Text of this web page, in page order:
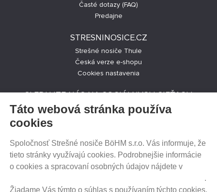
Časté dotazy (FAQ)
Predajne
STRESNINOSICE.CZ
Strešné nosiče Thule
Česká verze e-shopu
Cookies nastavenia
SLEDUJTE NÁS NA SOCIÁLNYCH SIEŤACH
PREDAJ NA SPLÁTKY
Táto webová stránka používa
cookies
Spoločnosť Strešné nosiče BöHM s.r.o. Vás informuje, že
tieto stránky využívajú cookies. Podrobnejšie informácie
o cookies a spracovaní osobných údajov nájdete v
.
Žiadame Vás týmto o súhlas s používaním týchto cookies.